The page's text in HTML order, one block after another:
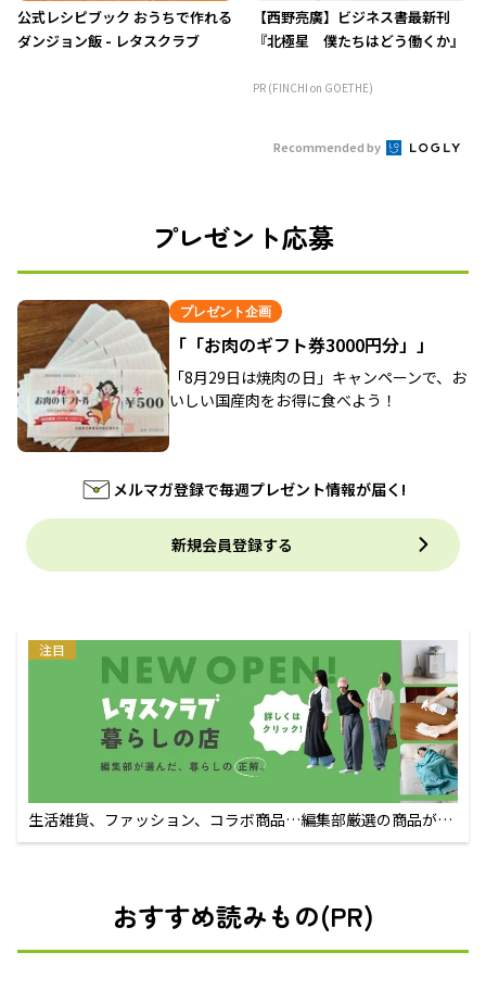
公式レシピブック おうちで作れる
ダンジョン飯 - レタスクラブ
【西野亮廣】ビジネス書最新刊
『北極星 僕たちはどう働くか』
PR (FINCHI on GOETHE)
Recommended by
プレゼント応募
プレゼント企画
「「お肉のギフト券3000円分」」
「8月29日は焼肉の日」キャンペーンで、お
いしい国産肉をお得に食べよう！
メルマガ登録で毎週プレゼント情報が届く!
新規会員登録する
注目
生活雑貨、ファッション、コラボ商品…編集部厳選の商品が買
えるECサイト
おすすめ読みもの(PR)